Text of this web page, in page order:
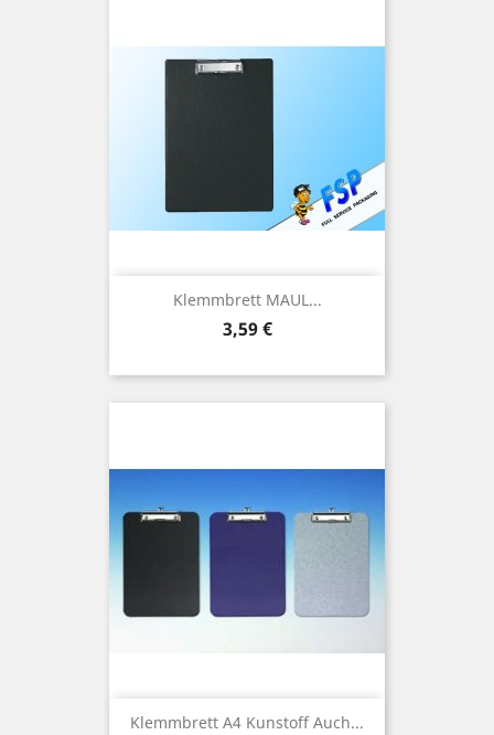
Klemmbrett MAUL...
Preis
3,59 €
Klemmbrett A4 Kunstoff Auch...